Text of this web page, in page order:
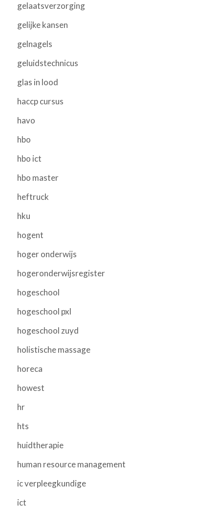
gelaatsverzorging
gelijke kansen
gelnagels
geluidstechnicus
glas in lood
haccp cursus
havo
hbo
hbo ict
hbo master
heftruck
hku
hogent
hoger onderwijs
hogeronderwijsregister
hogeschool
hogeschool pxl
hogeschool zuyd
holistische massage
horeca
howest
hr
hts
huidtherapie
human resource management
ic verpleegkundige
ict